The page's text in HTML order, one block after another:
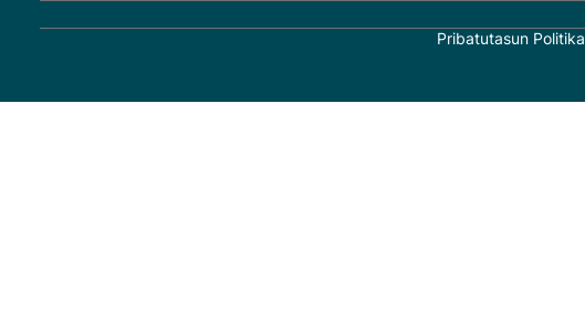
Pribatutasun Politika